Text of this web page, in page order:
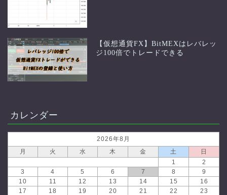
【仮想通貨FX】BitMEXはレバレッ
ジ100倍でトレードできる
カレンダー
2026年8月
月
火 水 木 金 土
日
1
2
3
4 5 6 7 8
9
10
11 12 13 14 15
16
17
18 19 20 21 22
23